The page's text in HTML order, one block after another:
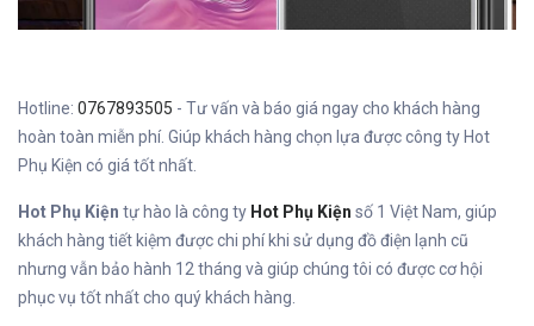
Hotline: 0767893505 - Tư vấn và báo giá ngay cho khách hàng
hoàn toàn miễn phí. Giúp khách hàng chọn lựa được công ty Hot
Phụ Kiện có giá tốt nhất.
Hot Phụ Kiện tự hào là công ty Hot Phụ Kiện số 1 Việt Nam, giúp
khách hàng tiết kiệm được chi phí khi sử dụng đồ điện lạnh cũ
nhưng vẫn bảo hành 12 tháng và giúp chúng tôi có được cơ hội
phục vụ tốt nhất cho quý khách hàng.